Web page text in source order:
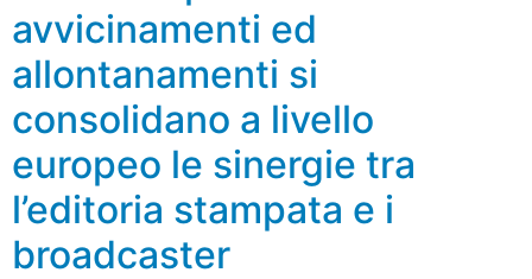
avvicinamenti ed
allontanamenti si
consolidano a livello
europeo le sinergie tra
l’editoria stampata e i
broadcaster